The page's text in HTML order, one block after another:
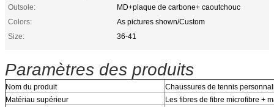
Outsole:
MD+plaque de carbone+ caoutchouc
Colors:
As pictures shown/Custom
Size:
36-41
Paramètres des produits
Nom du produit
Chaussures de tennis
Matériau supérieur
Les fibres de fibre microfibre +